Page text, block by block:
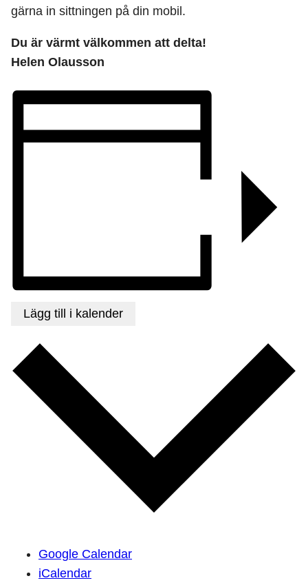
gärna in sittningen på din mobil.
Du är värmt välkommen att delta!
Helen Olausson
Lägg till i kalender
Google Calendar
iCalendar